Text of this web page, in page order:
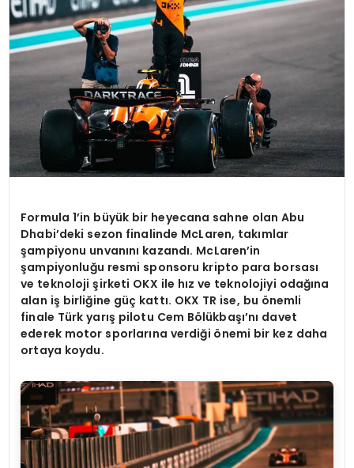
Formula 1’in büyük bir heyecana sahne olan Abu
Dhabi’deki sezon finalinde McLaren, takımlar
şampiyonu unvanını kazandı. McLaren’in
şampiyonluğu resmi sponsoru kripto para borsası
ve teknoloji şirketi OKX ile hız ve teknolojiyi odağına
alan iş birliğine güç kattı. OKX TR ise, bu önemli
finale Türk yarış pilotu Cem Bölükbaşı’nı davet
ederek motor sporlarına verdiği önemi bir kez daha
ortaya koydu.